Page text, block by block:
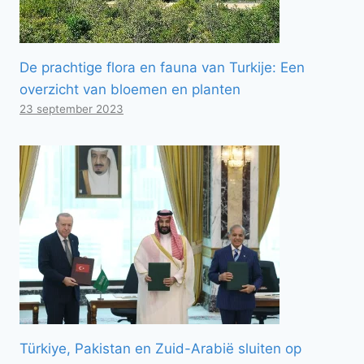
De prachtige flora en fauna van Turkije: Een
overzicht van bloemen en planten
23 september 2023
Türkiye, Pakistan en Zuid-Arabië sluiten op